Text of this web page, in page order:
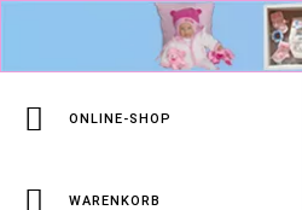
ONLINE-SHOP
WARENKORB